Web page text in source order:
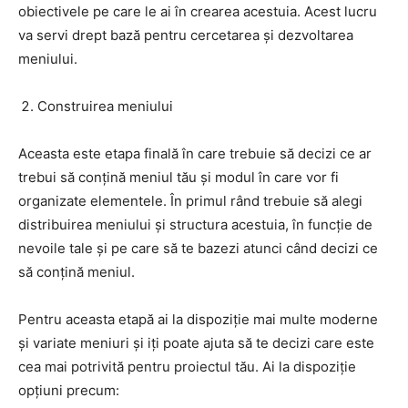
obiectivele pe care le ai în crearea acestuia. Acest lucru
va servi drept bază pentru cercetarea și dezvoltarea
meniului.
Construirea meniului
Aceasta este etapa finală în care trebuie să decizi ce ar
trebui să conțină meniul tău și modul în care vor fi
organizate elementele. În primul rând trebuie să alegi
distribuirea meniului și structura acestuia, în funcție de
nevoile tale și pe care să te bazezi atunci când decizi ce
să conțină meniul.
Pentru aceasta etapă ai la dispoziție mai multe moderne
și variate meniuri și iți poate ajuta să te decizi care este
cea mai potrivită pentru proiectul tău. Ai la dispoziție
opțiuni precum: